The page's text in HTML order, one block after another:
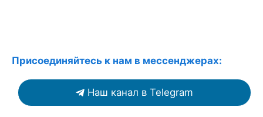
Присоединяйтесь к нам в мессенджерах:
Наш канал в Telegram